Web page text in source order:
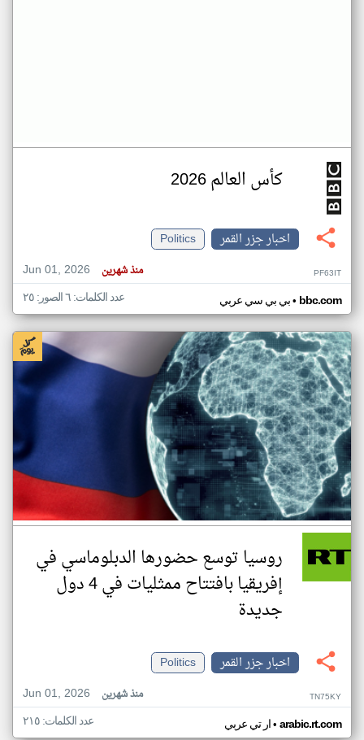
كأس العالم 2026
اخبار جزر القمر
Politics
Jun 01, 2026
منذ شهرين PF63IT
بي بي سي عربي• bbc.com عدد الكلمات: ٦ الصور: ٢٥
روسيا توسع حضورها الدبلوماسي في
إفريقيا بافتتاح ممثليات في 4 دول
جديدة
اخبار جزر القمر
Politics
Jun 01, 2026
منذ شهرين TN75KY
ار تي عربي• arabic.rt.com عدد الكلمات: ٢١٥